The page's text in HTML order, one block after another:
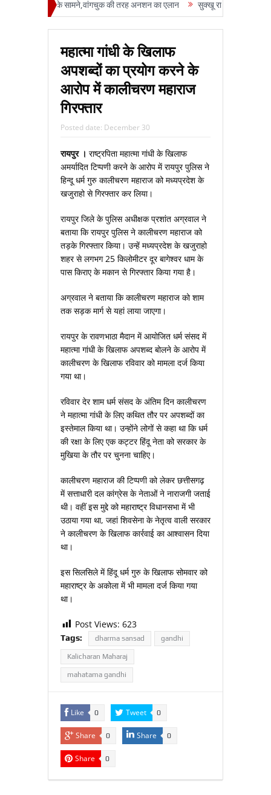
पाटिल के सामने,वांगचुक की तरह अनशन का एलान सुक्‍खू राज में दृष्टिहीनों का
महात्मा गांधी के खिलाफ
अपशब्दों का प्रयोग करने के
आरोप में कालीचरण महाराज
गिरफ्तार
Posted date: December 30
रायपुर । राष्ट्रपिता महात्मा गांधी के खिलाफ
अमर्यादित टिप्पणी करने के आरोप में रायपुर पुलिस ने
हिन्दू धर्म गुरु कालीचरण महाराज को मध्यप्रदेश के
खजुराहो से गिरफ्तार कर लिया।
रायपुर जिले के पुलिस अधीक्षक प्रशांत अग्रवाल ने
बताया कि रायपुर पुलिस ने कालीचरण महाराज को
तड़के गिरफ्तार किया। उन्हें मध्यप्रदेश के खजुराहो
शहर से लगभग 25 किलोमीटर दूर बागेश्वर धाम के
पास किराए के मकान से गिरफ्तार किया गया है।
अग्रवाल ने बताया कि कालीचरण महाराज को शाम
तक सड़क मार्ग से यहां लाया जाएगा।
रायपुर के रावणभाठा मैदान में आयोजित धर्म संसद में
महात्मा गांधी के खिलाफ अपशब्द बोलने के आरोप में
कालीचरण के खिलाफ रविवार को मामला दर्ज किया
गया था।
रविवार देर शाम धर्म संसद के अंतिम दिन कालीचरण
ने महात्मा गांधी के लिए कथित तौर पर अपशब्दों का
इस्तेमाल किया था। उन्होंने लोगों से कहा था कि धर्म
की रक्षा के लिए एक कट्टर हिंदू नेता को सरकार के
मुखिया के तौर पर चुनना चाहिए।
कालीचरण महाराज की टिप्पणी को लेकर छत्तीसगढ़
में सत्ताधारी दल कांग्रेस के नेताओं ने नाराजगी जताई
थी। वहीं इस मुद्दे को महाराष्ट्र विधानसभा में भी
उठाया गया था, जहां शिवसेना के नेतृत्व वाली सरकार
ने कालीचरण के खिलाफ कार्रवाई का आश्वासन दिया
था।
इस सिलसिले में हिंदू धर्म गुरु के खिलाफ सोमवार को
महाराष्ट्र के अकोला में भी मामला दर्ज किया गया
था।
Post Views: 623
Tags: dharma sansad gandhi
Kalicharan Maharaj
mahatama gandhi
Like 0 Tweet 0
Share 0 Share 0
Share 0